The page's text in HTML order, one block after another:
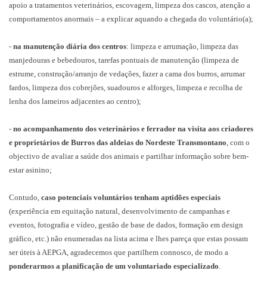
apoio a tratamentos veterinários, escovagem, limpeza dos cascos, atenção a
comportamentos anormais – a explicar aquando a chegada do voluntário(a);
- na manutenção diária dos centros: limpeza e arrumação, limpeza das
manjedouras e bebedouros, tarefas pontuais de manutenção (limpeza de
estrume, construção/arranjo de vedações, fazer a cama dos burros, arrumar
fardos, limpeza dos cobrejões, suadouros e alforges, limpeza e recolha de
lenha dos lameiros adjacentes ao centro);
- no acompanhamento dos veterinários e ferrador na visita aos criadores
e proprietários de Burros das aldeias do Nordeste Transmontano, com o
objectivo de avaliar a saúde dos animais e partilhar informação sobre bem-
estar asinino;
Contudo, caso potenciais voluntários tenham aptidões especiais
(experiência em equitação natural, desenvolvimento de campanhas e
eventos, fotografia e vídeo, gestão de base de dados, formação em design
gráfico, etc.) não enumeradas na lista acima e lhes pareça que estas possam
ser úteis à AEPGA, agradecemos que partilhem connosco, de modo a
ponderarmos a planificação de um voluntariado especializado.